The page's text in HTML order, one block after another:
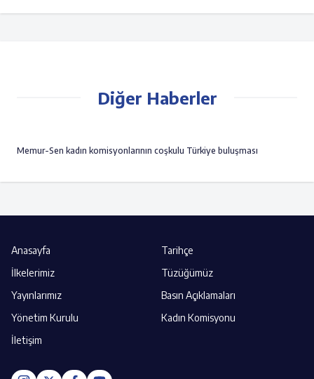
Diğer Haberler
Memur-Sen kadın komisyonlarının coşkulu Türkiye buluşması
Anasayfa
Tarihçe
İlkelerimiz
Tüzüğümüz
Yayınlarımız
Basın Açıklamaları
Yönetim Kurulu
Kadın Komisyonu
İletişim